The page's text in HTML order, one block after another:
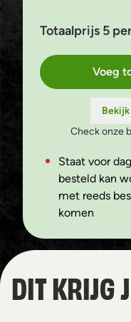
Totaalprijs 5
Voeg
Check onze
Staat voor
besteld kan
met reeds
komen
DIT KRIJG